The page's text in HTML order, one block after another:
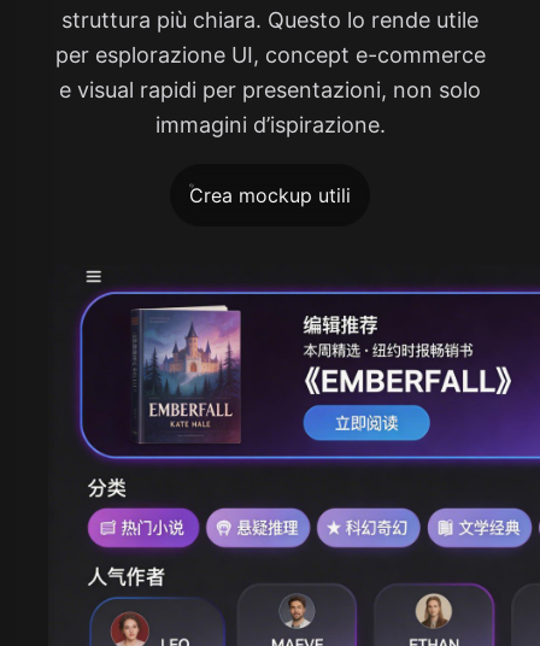
struttura più chiara. Questo lo rende utile
per esplorazione UI, concept e-commerce
e visual rapidi per presentazioni, non solo
immagini d’ispirazione.
Crea mockup utili